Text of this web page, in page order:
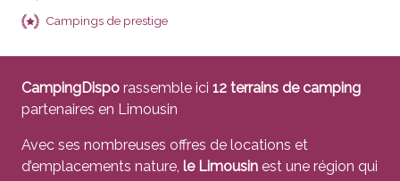
Campings de prestige
CampingDispo rassemble ici 12 terrains de camping
partenaires en Limousin
Avec ses nombreuses offres de locations et
d’emplacements nature, le Limousin est une région qui